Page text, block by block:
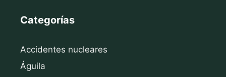
Categorías
Accidentes nucleares
Águila